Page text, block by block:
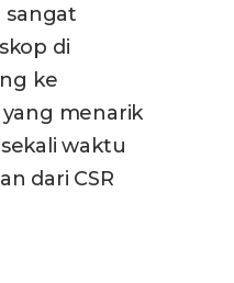
sangat
di
ke
yang menarik
waktu
dari CSR